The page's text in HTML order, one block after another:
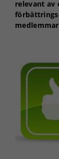
relevant av